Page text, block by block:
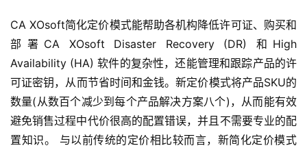
CA XOsoft简化定价模式能帮助各机构降低许可证、购买和
部署CA XOsoft Disaster Recovery (DR) 和High
Availability (HA) 软件的复杂性，还能管理和跟踪产品的许
可证密钥，从而节省时间和金钱。新定价模式将产品SKU的
数量(从数百个减少到每个产品解决方案八个)，从而能有效
避免销售过程中代价很高的配置错误，并且不需要专业的配
置知识。 与以前传统的定价相比较而言，新简化定价模式